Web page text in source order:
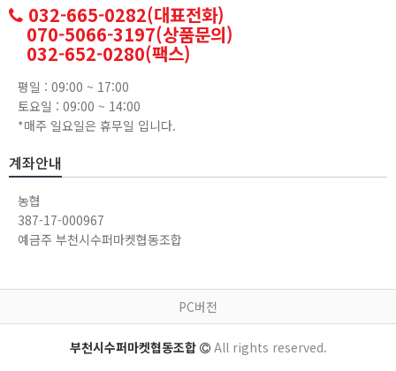
032-665-0282(대표전화)
070-5066-3197(상품문의)
032-652-0280(팩스)
평일 : 09:00 ~ 17:00
토요일 : 09:00 ~ 14:00
*매주 일요일은 휴무일 입니다.
계좌안내
농협
387-17-000967
예금주 부천시수퍼마켓협동조합
PC버전
부천시수퍼마켓협동조합 All rights reserved.